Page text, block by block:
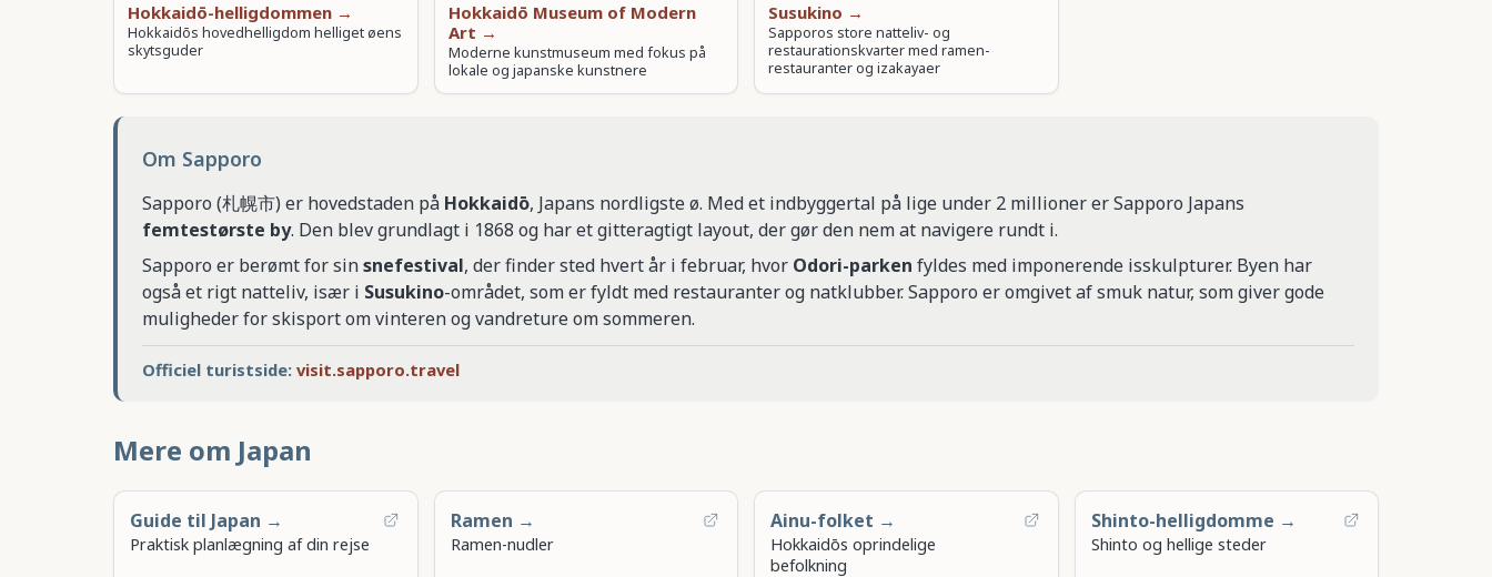
Hokkaidō-helligdommen →
Hokkaidōs hovedhelligdom helliget øens
skytsguder
Hokkaidō Museum of Modern
Art →
Moderne kunstmuseum med fokus på
lokale og japanske kunstnere
Susukino →
Sapporos store natteliv- og
restaurationskvarter med ramen-
restauranter og izakayaer
Om Sapporo
Sapporo (札幌市) er hovedstaden på Hokkaidō, Japans nordligste ø. Med et indbyggertal på lige under 2 millioner er Sapporo Japans
femtestørste by. Den blev grundlagt i 1868 og har et gitteragtigt layout, der gør den nem at navigere rundt i.
Sapporo er berømt for sinsnefestival, der finder sted hvert år i februar, hvor Odori-parken fyldes med imponerende isskulpturer. Byen har
også et rigt natteliv, især i Susukino-området, som er fyldt med restauranter og natklubber. Sapporo er omgivet af smuk natur, som giver gode
muligheder for skisport om vinteren og vandreture om sommeren.
Officiel turistside: visit.sapporo.travel
Mere om Japan
Guide til Japan →
Praktisk planlægning af din rejse
Ramen →
Ramen-nudler
Ainu-folket →
Hokkaidōs oprindelige
befolkning
Shinto-helligdomme →
Shinto og hellige steder